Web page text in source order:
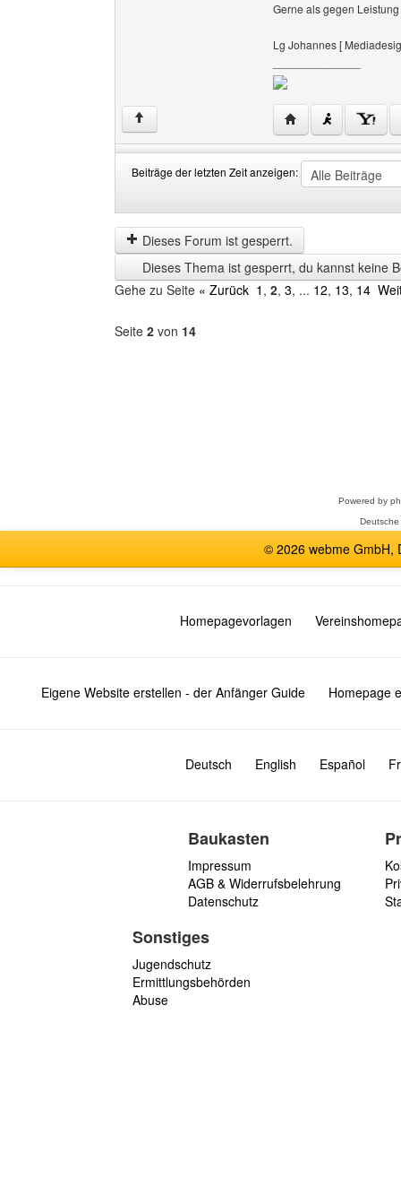
Gerne als gegen
Lg Johannes [
↑ Website dieses
Beiträge der letzten Zeit anzeigen:
der
letzten
Zeit
anzeigen
by
Dieses Forum ist gesperrt.
Dieses Thema ist gesperrt, du kannst keine
Gehe zu Seite « Zurück 1 , 2, 3, ... 12, 13, 14
Seite 2 von 14
Powered by
© 2026 webme GmbH,
Homepagevorlagen
Eigene Website erstellen - der Anfänger Guide Homepage
Deutsch English Español
Baukasten
Impressum
AGB & Widerrufsbelehrung
Datenschutz
Sonstiges
Jugendschutz
Ermittlungsbehörden
Abuse